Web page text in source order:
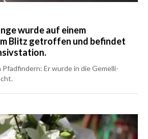
wurde auf einem
Blitz getroffen und befindet
Pfadfindern: Er wurde in die Gemelli-